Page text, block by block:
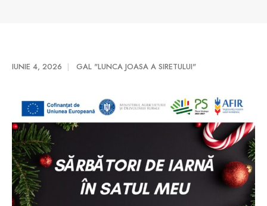
IUNIE 4, 2026 GAL "LUNCA JOASA A SIRETULUI"